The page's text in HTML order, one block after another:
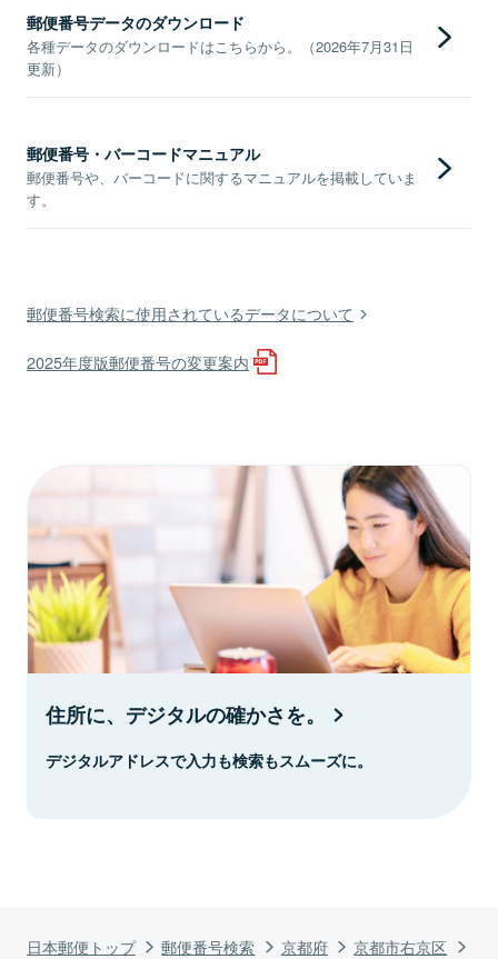
日本郵便トップ 郵便番号検索 京都府
京都市右京区
郵便番号データのダウンロード
各種データのダウンロードはこちらから。（2026年7月31日
更新）
郵便番号・バーコードマニュアル
郵便番号や、バーコードに関するマニュアルを掲載していま
す。
郵便番号検索に使用されているデータについて
2025年度版郵便番号の変更案内
住所に、デジタルの確かさを。
デジタルアドレスで入力も検索もスムーズに。